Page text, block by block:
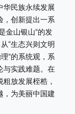
华民族永续发展
，创新提出一系
金山银山”的发
“生态兴则文明
”的系统观，系
与实践难题。在
放发展桎梏，
，为美丽中国建